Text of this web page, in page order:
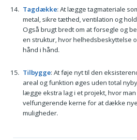
Tagdække: At lægge tagmateriale
metal, sikre tæthed, ventilation og
Også brugt bredt om at forsegle og
en struktur, hvor helhedsbeskyttelse
hånd i hånd.
Tilbygge: At føje nyt til den
areal og funktion øges uden total
lægge ekstra lag i et projekt, hvor
velfungerende kerne for at dække
muligheder.